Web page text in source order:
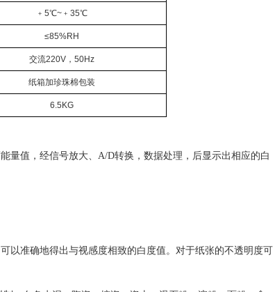
﹢5℃~﹢35℃
≤85%RH
交流220V，50Hz
纸箱加珍珠棉包装
6.5KG
量值，经信号放大、A/D转换，数据处理，后显示出相应的白
以准确地得出与视感度相致的白度值。对于纸张的不透明度可